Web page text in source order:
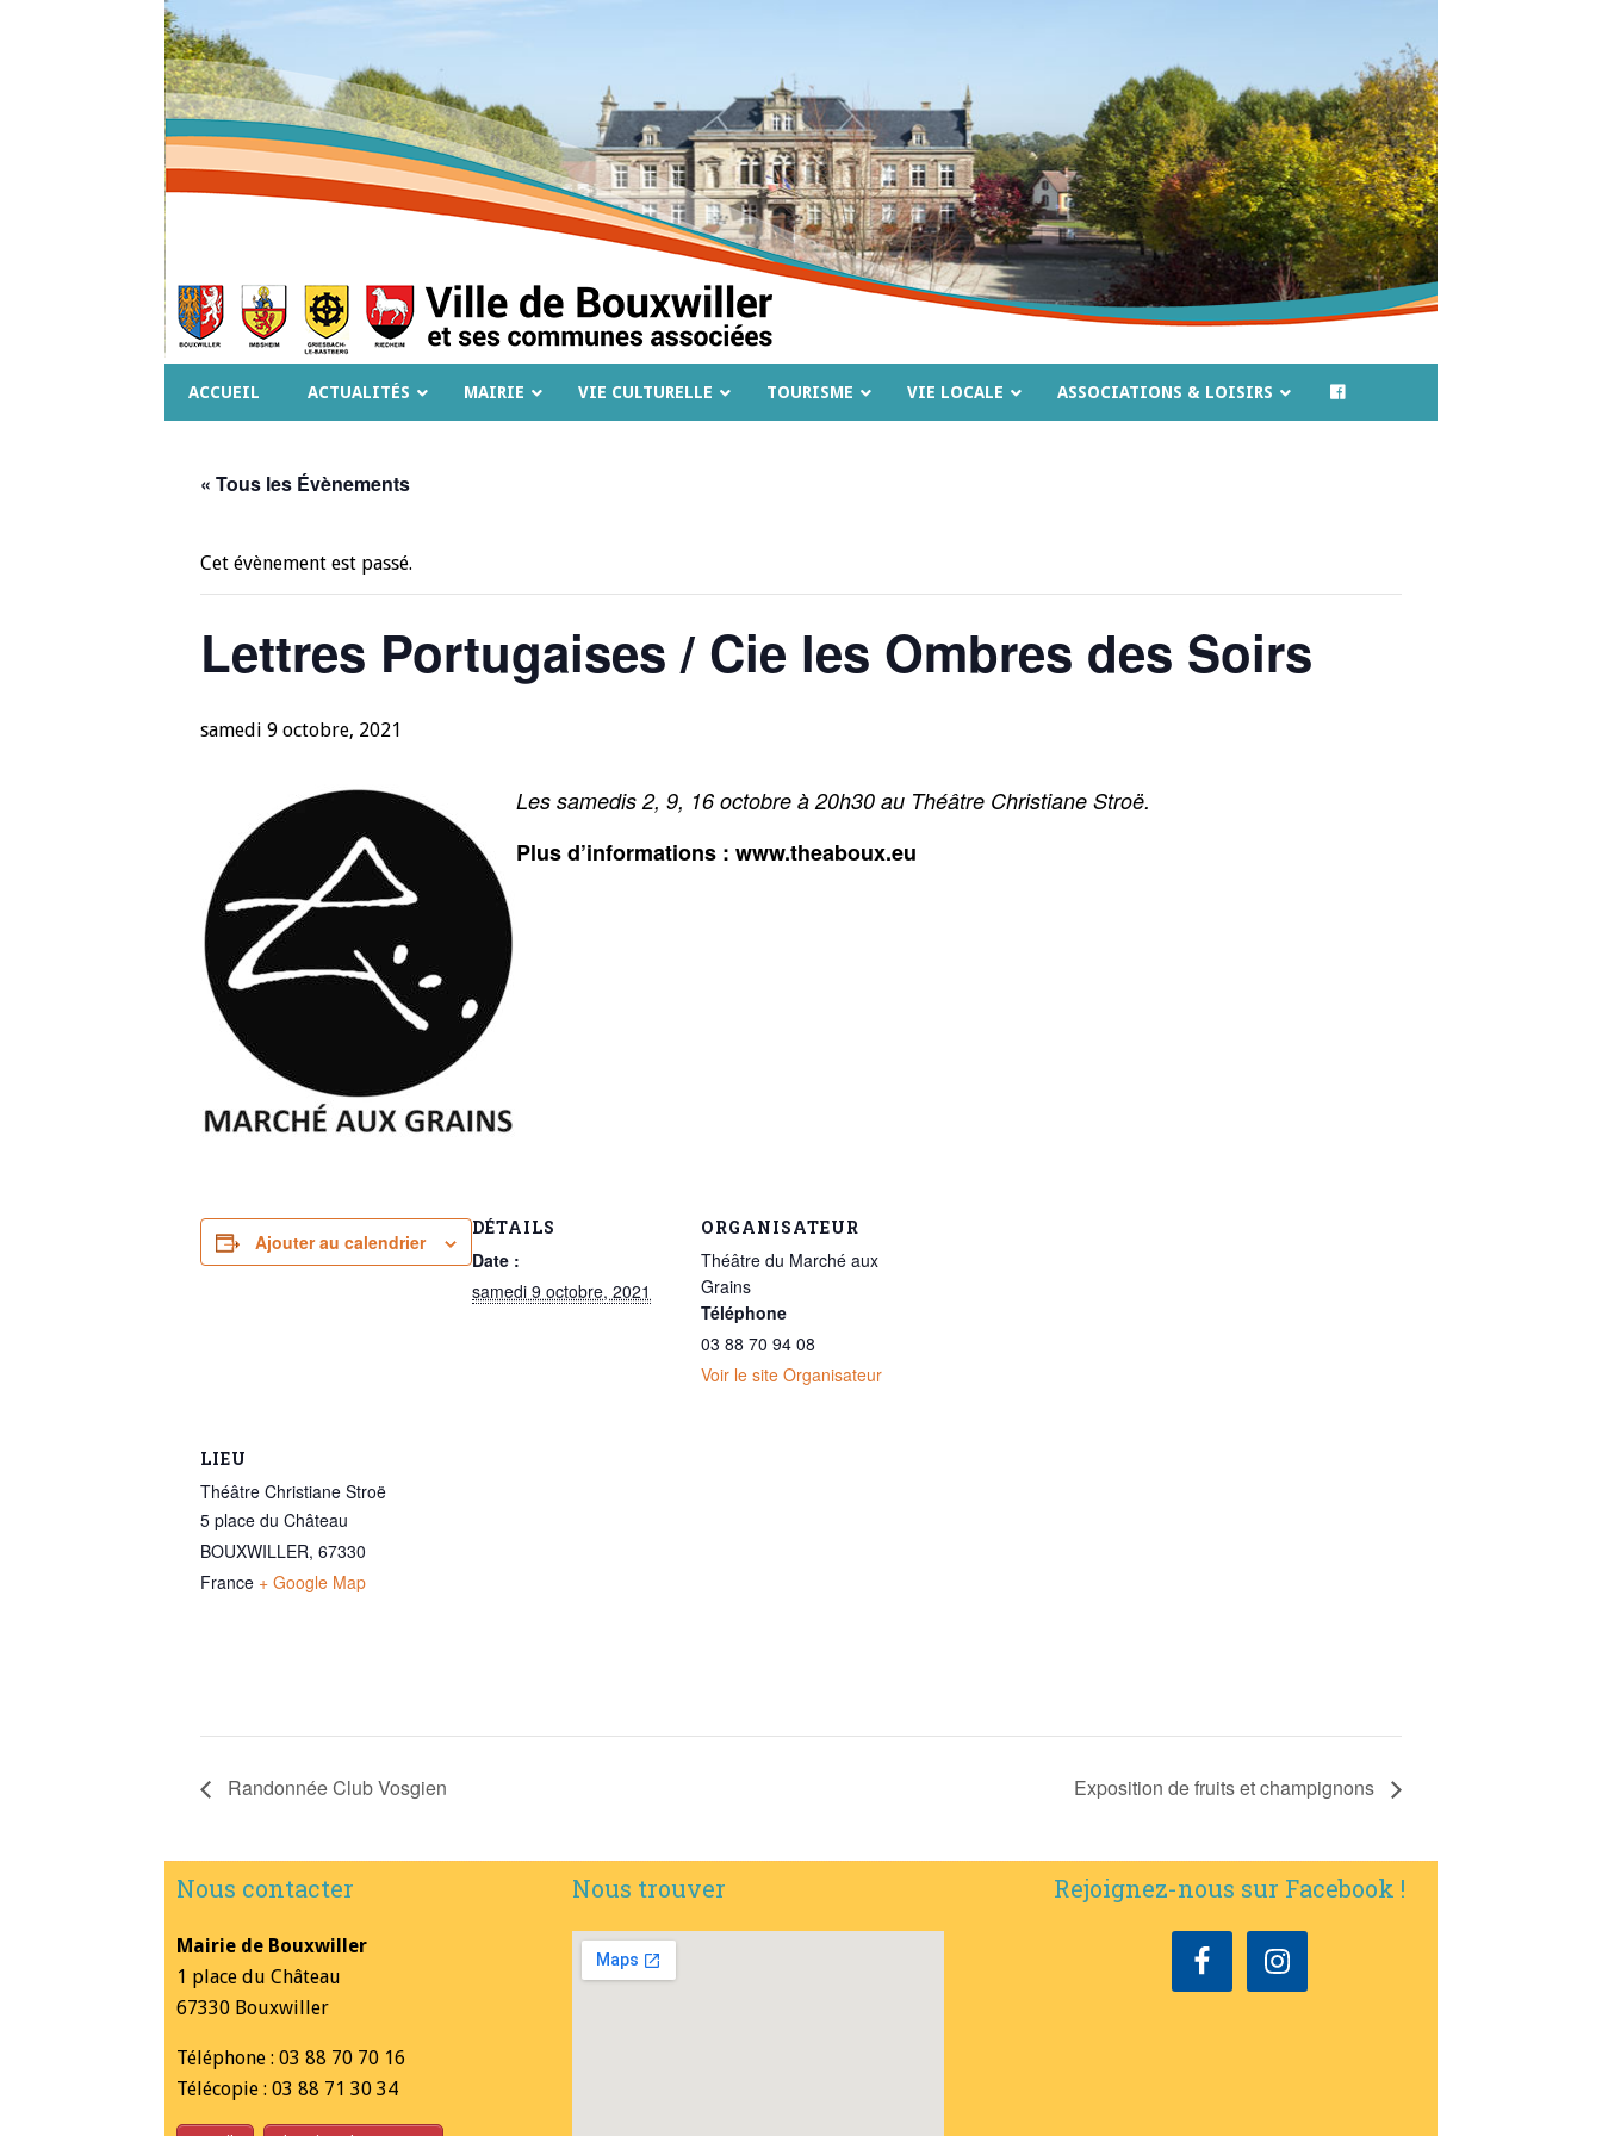
ACCUEIL ACTUALITÉS MAIRIE VIE CULTURELLE TOURISME VIE LOCALE ASSOCIATIONS & LOISIRS
« Tous les Évènements
Cet évènement est passé.
Lettres Portugaises / Cie les Ombres des Soirs
samedi 9 octobre, 2021
Les samedis 2, 9, 16 octobre à 20h30 au Théâtre Christiane Stroë.
Plus d’informations : www.theaboux.eu
Ajouter au calendrier
DÉTAILS
Date :
samedi 9 octobre, 2021
ORGANISATEUR
Théâtre du Marché aux
Grains
Téléphone
03 88 70 94 08
Voir le site Organisateur
LIEU
Théâtre Christiane Stroë
5 place du Château
BOUXWILLER, 67330
France + Google Map
Randonnée Club Vosgien Exposition de fruits et champignons
Nous contacter
Mairie de Bouxwiller
1 place du Château
67330 Bouxwiller
Téléphone : 03 88 70 70 16
Télécopie : 03 88 71 30 34
Nous trouver Rejoignez-nous sur Facebook !